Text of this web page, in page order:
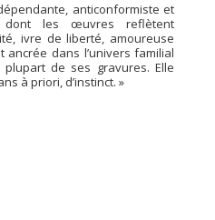
anticonformiste et
dont les œuvres reflètent
ivre de liberté, amoureuse
dans l’univers familial
plupart de ses gravures.Elle
à priori, d’instinct. »